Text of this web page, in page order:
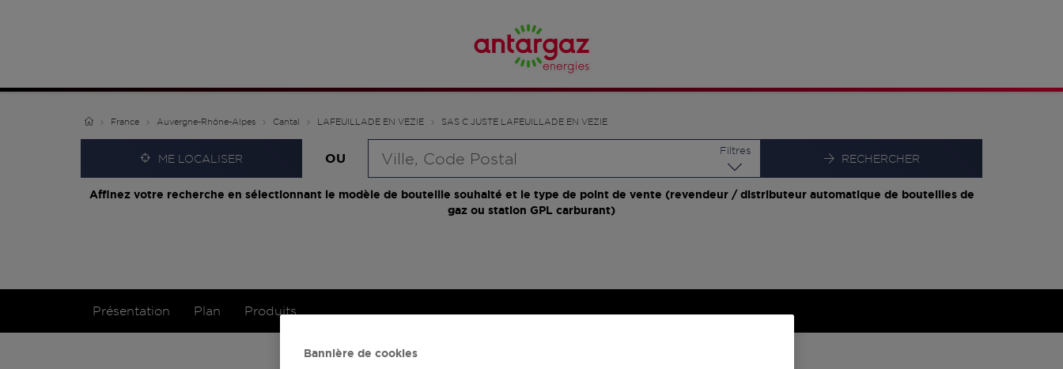
France Auvergne-Rhône-Alpes Cantal LAFEUILLADE EN VEZIE SAS C JUSTE LAFEUILLADE EN VEZIE
ME LOCALISER OU
Filtres
RECHERCHER
Affinez votre recherche en sélectionnant le modèle de bouteille souhaité et le type de point de vente (revendeur / distributeur automatique de bouteilles de
gaz ou station GPL carburant)
Présentation Plan Produits
Bannière de cookies